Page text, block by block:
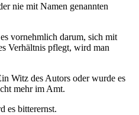
nie mit Namen genannten
vornehmlich darum, sich mit
Verhältnis pflegt, wird man
Witz des Autors oder wurde es
mehr im Amt.
es bitterernst.